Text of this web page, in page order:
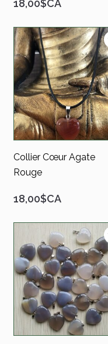
18,00$CA
18,00$CA
Collier Cœur Agate
Rouge